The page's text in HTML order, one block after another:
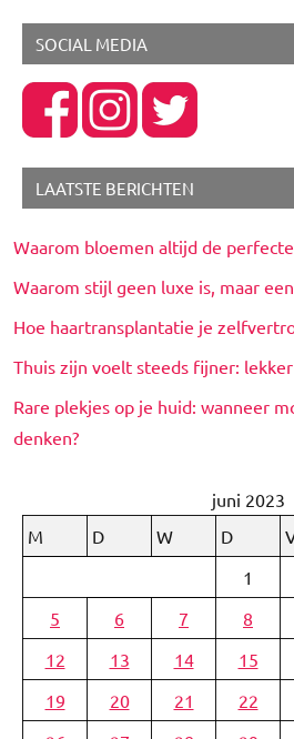
SOCIAL MEDIA
LAATSTE BERICHTEN
Waarom bloemen altijd de
Waarom stijl geen luxe is, maar
Hoe haartransplantatie je
Thuis zijn voelt steeds fijner:
Rare plekjes op je huid: wanneer
denken?
juni 2023
M
D W D
1
5
6 7 8
12
13 14 15
19
20 21 22